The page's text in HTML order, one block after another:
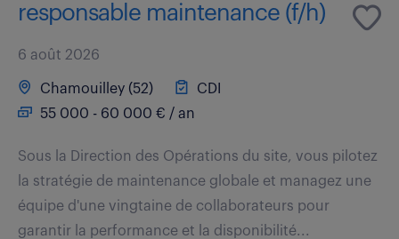
responsable maintenance (f/h)
6 août 2026
Chamouilley (52)
CDI
55 000 - 60 000 € / an
Sous la Direction des Opérations du site, vous pilotez
la stratégie de maintenance globale et managez une
équipe d'une vingtaine de collaborateurs pour
garantir la performance et la disponibilité...